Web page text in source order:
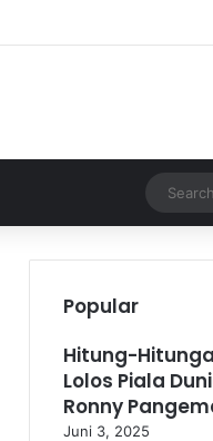
Popular
Hitung-
Lolos Piala
Ronny
Juni 3, 2025